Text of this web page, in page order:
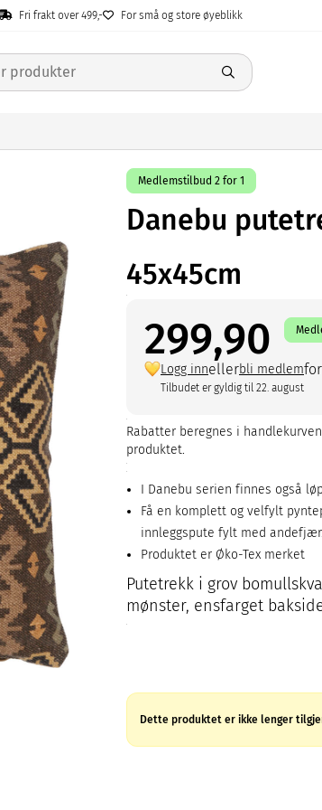
Fri frakt over 499,- For små og store øyeblikk
Medlemstilbud 2 for 1
Danebu
45x45cm
299,90
Logg innellerbli medlem
Tilbudet er gyldig til 22. august
Rabatter beregnes i
produktet.
I Danebu serien finnes også
Få en komplett og velfylt
innleggspute fylt med
Produktet er Øko-Tex merket
Putetrekk i grov
mønster, ensfarget
Dette produktet er ikke lenger